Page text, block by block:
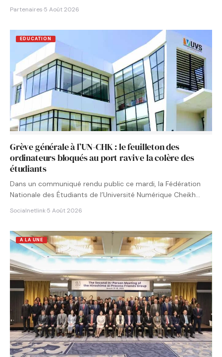
Partenaires·5 Août 2026
EDUCATION
Grève générale à l’UN-CHK : le feuilleton des
ordinateurs bloqués au port ravive la colère des
étudiants
Dans un communiqué rendu public ce mardi, la Fédération
Nationale des Étudiants de l’Université Numérique Cheikh
Socialnetlink·5 Août 2026
A LA UNE